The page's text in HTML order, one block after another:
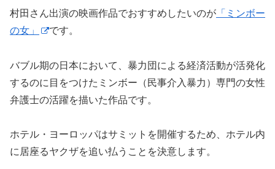
村田さん出演の映画作品でおすすめしたいのが 「ミンボー
の女」
です。
バブル期の日本において、暴力団による経済活動が活発化
するのに目をつけたミンボー（民事介入暴力）専門の女性
弁護士の活躍を描いた作品です。
ホテル・ヨーロッパはサミットを開催するため、ホテル内
に居座るヤクザを追い払うことを決意します。